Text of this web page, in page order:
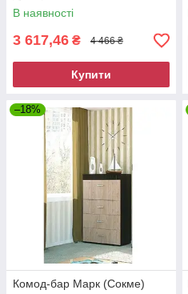
В наявності
3 617,46 ₴ 4 466 ₴
Купити
–18%
Комод-бар Марк (Сокме)